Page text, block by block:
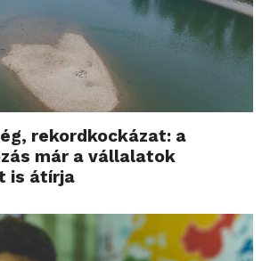
rekordkockázat: a
már a vállalatok
is átírja